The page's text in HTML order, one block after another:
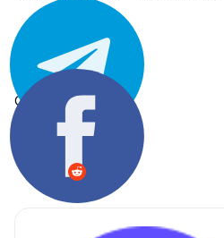
Chia sẻ: